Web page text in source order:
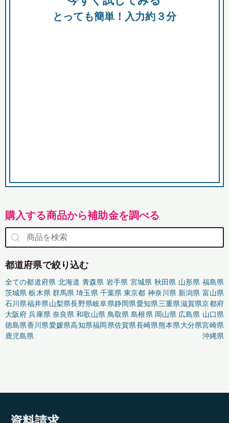
とっても簡単！入力約３分
購入する商品から補助金を調べる
都道府県で絞り込む
全ての都道府県 北海道 青森県 岩手県 宮城県 秋田県 山形県 福島県
茨城県 栃木県 群馬県 埼玉県 千葉県 東京都 神奈川県 新潟県 富山県
石川県福井県山梨県長野県岐阜県静岡県愛知県三重県滋賀県京都府
大阪府 兵庫県 奈良県 和歌山県 鳥取県 島根県 岡山県 広島県 山口県
徳島県香川県愛媛県高知県福岡県佐賀県長崎県熊本県大分県宮崎県
鹿児島県
沖縄県